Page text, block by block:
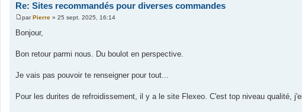
Re: Sites recommandés pour diverses commandes
M
s
g
parPierre » 25 sept. 2025, 16:14
Bonjour,
Bon retour parmi nous. Du boulot en perspective.
Je vais pas pouvoir te renseigner pour tout...
Pour les durites de refroidissement, il y a le site Flexeo. C'est top niveau qualité,